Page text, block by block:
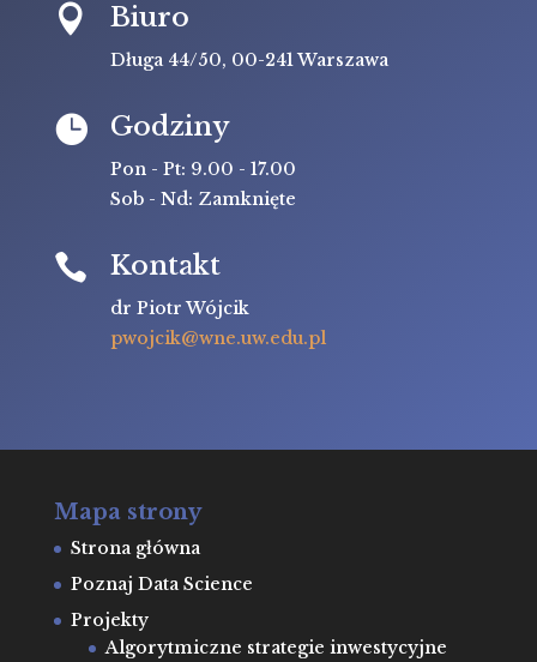
 Biuro
Długa 44/50, 00-241 Warszawa
 Godziny
Pon - Pt: 9.00 - 17.00
Sob - Nd: Zamknięte
 Kontakt
dr Piotr Wójcik
pwojcik@wne.uw.edu.pl
Mapa strony
Strona główna
Poznaj Data Science
Projekty
Algorytmiczne strategie inwestycyjne